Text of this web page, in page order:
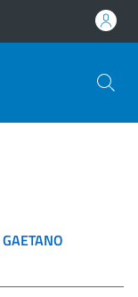
GAETANO